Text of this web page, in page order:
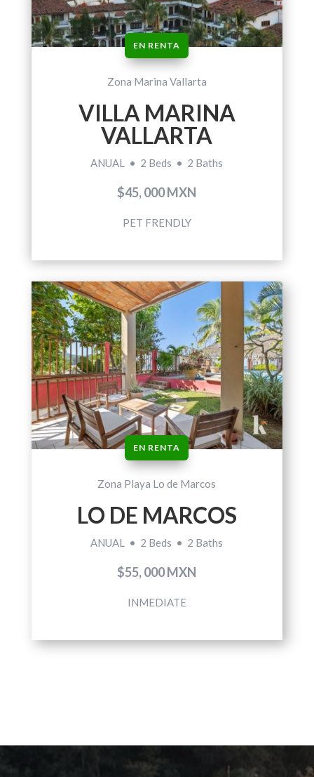
EN RENTA
Zona Marina Vallarta
VILLA MARINA
VALLARTA
ANUAL • 2 Beds • 2 Baths
$45, 000 MXN
PET FRENDLY
EN RENTA
Zona Playa Lo de Marcos
LO DE MARCOS
ANUAL • 2 Beds • 2 Baths
$55, 000 MXN
INMEDIATE